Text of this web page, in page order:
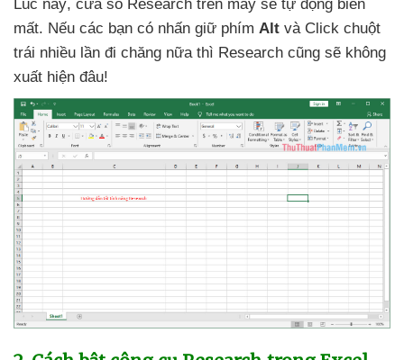
Lúc này, cửa sổ Research trên máy sẽ tự động biến
mất. Nếu các bạn có nhấn giữ phím Alt và Click chuột
trái nhiều lần đi chăng nữa thì Research cũng sẽ không
xuất hiện đâu!